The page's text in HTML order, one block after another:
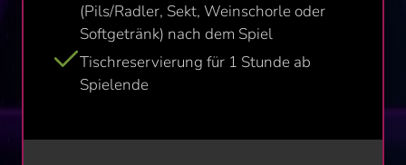
(Pils/Radler, Sekt, Weinschorle oder
Softgetränk) nach dem Spiel
Tischreservierung für 1 Stunde ab
Spielende